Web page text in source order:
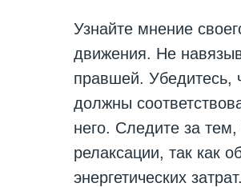
Узнайте мнение
движения. Не
правшей. Убедитесь,
должны
него. Следите за
релаксации, так как
энергетических